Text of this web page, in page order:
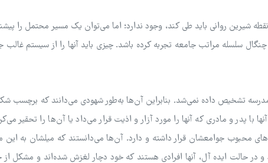
شیرین روانی باید طی کند، وجود ندارد؛ اما می‌توان یک مسیر محتمل را
سلسله مراتب جامعه تجربه کرده باشد. چیزی باید آنها را از سیستم غالب
تشخیص داده نمی‌شد. بنابراین آن‌ها به‌طور شهودی می‌دانند که برچسب
با پدر و مادری که آنها را مورد آزار و اذیت قرار می‌داد یا آن‌ها را تحقیر
محبوب جوامعشان قرار داشته و دارد. آن‌ها می‌دانستند که میلشان به
و در حالت ایده آل، آنها افرادی هستند که خود دچار لغزش شده‌اند و مشکل